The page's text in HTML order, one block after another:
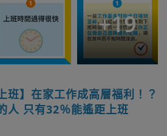
+19
班】在家工作成高層福利！？
人 只有32％能遙距上班